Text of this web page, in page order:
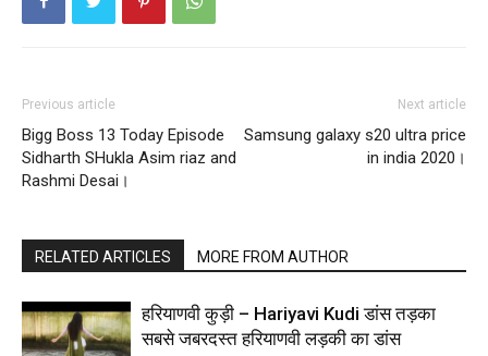
Previous article
Bigg Boss 13 Today Episode
Sidharth SHukla Asim riaz and
Rashmi Desai।
Next article
Samsung galaxy s20 ultra price
in india 2020।
RELATED ARTICLES MORE FROM AUTHOR
हरियाणवी कुड़ी – Hariyavi Kudi डांस तड़का
सबसे जबरदस्त हरियाणवी लड़की का डांस